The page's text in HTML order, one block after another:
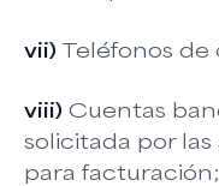
vii) Teléfonos
viii) Cuentas
solicitada por
para facturación;